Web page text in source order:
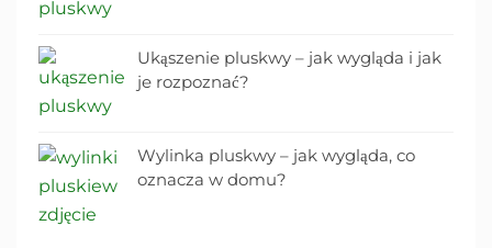
Ukąszenie pluskwy – jak wygląda i jak
je rozpoznać?
Wylinka pluskwy – jak wygląda, co
oznacza w domu?